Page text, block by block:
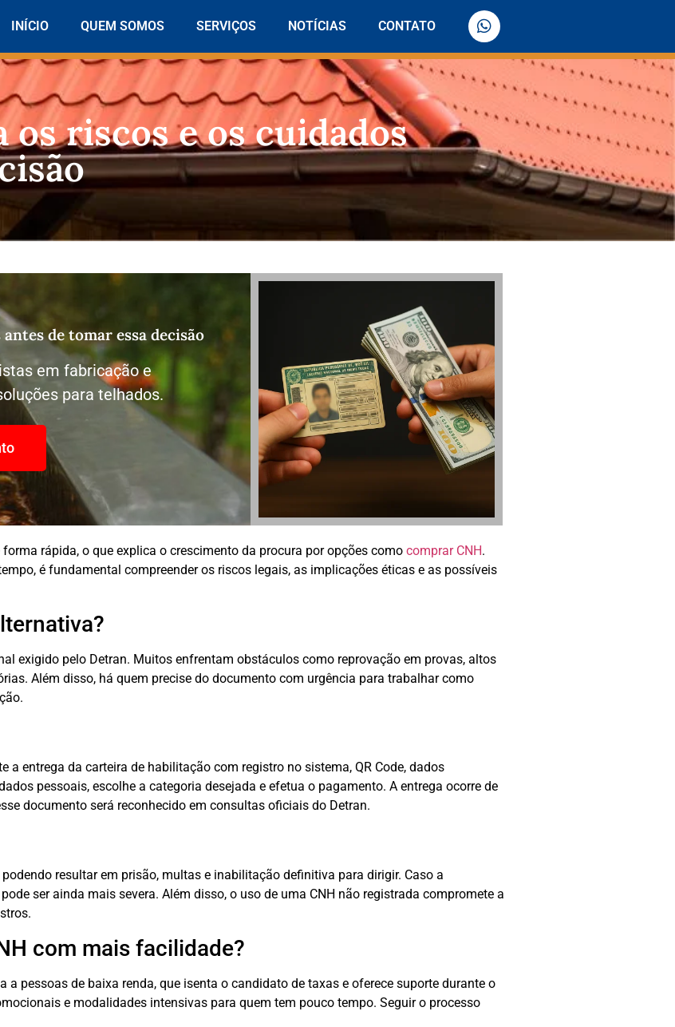
INÍCIO QUEM SOMOS SERVIÇOS NOTÍCIAS CONTATO
riscos e os cuidados
de tomar essa decisão
em fabricação e
para telhados.
rápida, o que explica o crescimento da procura por opções como comprar CNH.
é fundamental compreender os riscos legais, as implicações éticas e as possíveis
exigido pelo Detran. Muitos enfrentam obstáculos como reprovação em provas, altos
Além disso, há quem precise do documento com urgência para trabalhar como
a entrega da carteira de habilitação com registro no sistema, QR Code, dados
pessoais, escolhe a categoria desejada e efetua o pagamento. A entrega ocorre de
documento será reconhecido em consultas oficiais do Detran.
resultar em prisão, multas e inabilitação definitiva para dirigir. Caso a
ser ainda mais severa. Além disso, o uso de uma CNH não registrada compromete a
com mais facilidade?
pessoas de baixa renda, que isenta o candidato de taxas e oferece suporte durante o
e modalidades intensivas para quem tem pouco tempo. Seguir o processo